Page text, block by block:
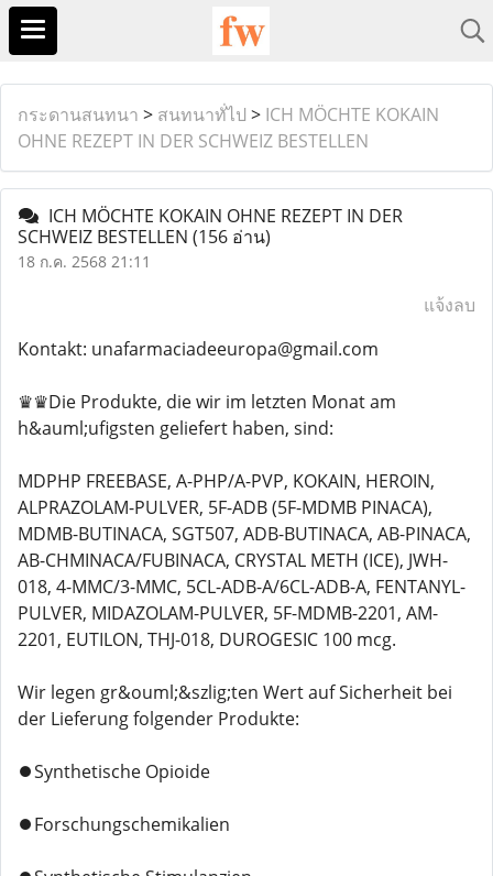
กระดานสนทนา > สนทนาทั่ไป > ICH MÖCHTE KOKAIN
OHNE REZEPT IN DER SCHWEIZ BESTELLEN
ICH MÖCHTE KOKAIN OHNE REZEPT IN DER
SCHWEIZ BESTELLEN (156 อ่าน)
18 ก.ค. 2568 21:11
แจ้งลบ
Kontakt: unafarmaciadeeuropa@gmail.com
♛♛Die Produkte, die wir im letzten Monat am
h&auml;ufigsten geliefert haben, sind:
MDPHP FREEBASE, A-PHP/A-PVP, KOKAIN, HEROIN,
ALPRAZOLAM-PULVER, 5F-ADB (5F-MDMB PINACA),
MDMB-BUTINACA, SGT507, ADB-BUTINACA, AB-PINACA,
AB-CHMINACA/FUBINACA, CRYSTAL METH (ICE), JWH-
018, 4-MMC/3-MMC, 5CL-ADB-A/6CL-ADB-A, FENTANYL-
PULVER, MIDAZOLAM-PULVER, 5F-MDMB-2201, AM-
2201, EUTILON, THJ-018, DUROGESIC 100 mcg.
Wir legen gr&ouml;&szlig;ten Wert auf Sicherheit bei
der Lieferung folgender Produkte:
⏺️Synthetische Opioide
⏺️Forschungschemikalien